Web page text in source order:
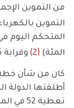
التموين
المئة) (2) وقرابة
كان من شأن خطةِ
تغطية